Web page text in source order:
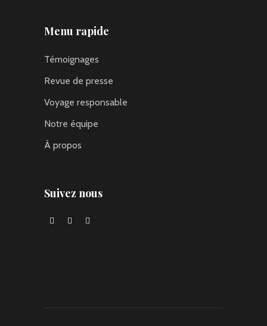
Menu rapide
Témoignages
Revue de presse
Voyage responsable
Notre équipe
À propos
Suivez nous